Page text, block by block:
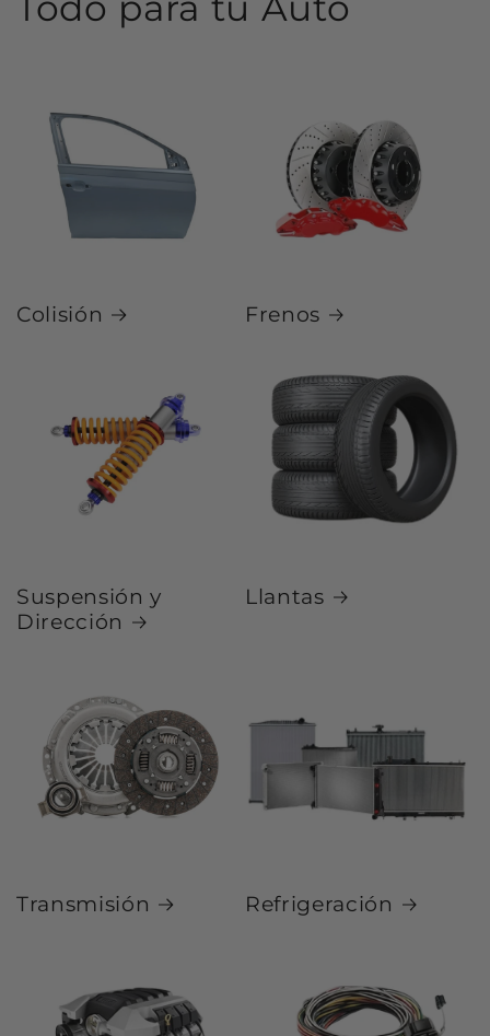
Colisión Frenos
Suspensión y
Dirección
Llantas
Transmisión Refrigeración